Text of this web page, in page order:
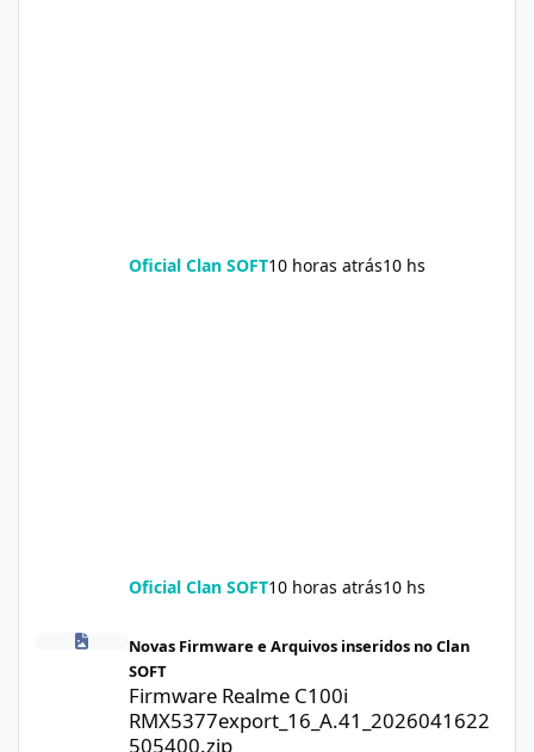
Oficial Clan SOFT10 horas atrás10 hs
Oficial Clan SOFT10 horas atrás10 hs
Novas Firmware e Arquivos inseridos no Clan
SOFT
Firmware Realme C100i
RMX5377export_16_A.41_2026041622
505400.zip